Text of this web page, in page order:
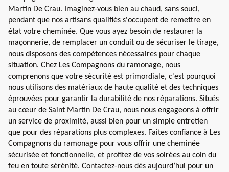
Martin De Crau. Imaginez-vous bien au chaud, sans souci,
pendant que nos artisans qualifiés s'occupent de remettre en
état votre cheminée. Que vous ayez besoin de restaurer la
maçonnerie, de remplacer un conduit ou de sécuriser le tirage,
nous disposons des compétences nécessaires pour chaque
situation. Chez Les Compagnons du ramonage, nous
comprenons que votre sécurité est primordiale, c'est pourquoi
nous utilisons des matériaux de haute qualité et des techniques
éprouvées pour garantir la durabilité de nos réparations. Situés
au cœur de Saint Martin De Crau, nous nous engageons à offrir
un service de proximité, aussi bien pour un simple entretien
que pour des réparations plus complexes. Faites confiance à Les
Compagnons du ramonage pour vous offrir une cheminée
sécurisée et fonctionnelle, et profitez de vos soirées au coin du
feu en toute sérénité. Contactez-nous dès aujourd’hui pour un